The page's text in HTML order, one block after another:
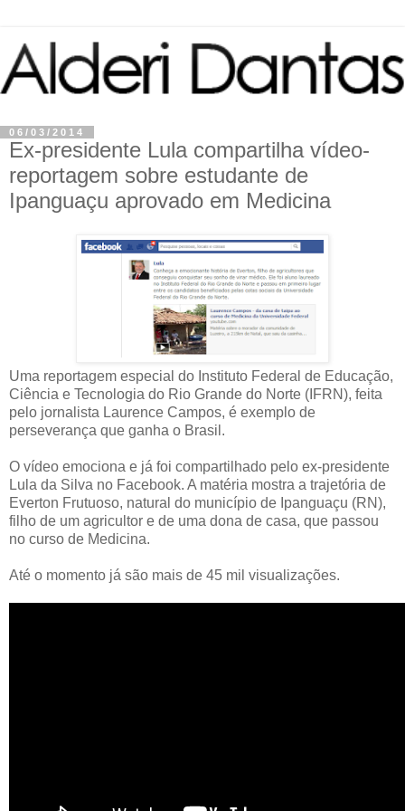
06/03/2014
Ex-presidente Lula compartilha vídeo-
reportagem sobre estudante de
Ipanguaçu aprovado em Medicina
Uma reportagem especial do Instituto Federal de Educação,
Ciência e Tecnologia do Rio Grande do Norte (IFRN), feita
pelo jornalista Laurence Campos, é exemplo de
perseverança que ganha o Brasil.
O vídeo emociona e já foi compartilhado pelo ex-presidente
Lula da Silva no Facebook. A matéria mostra a trajetória de
Everton Frutuoso, natural do município de Ipanguaçu (RN),
filho de um agricultor e de uma dona de casa, que passou
no curso de Medicina.
Até o momento já são mais de 45 mil visualizações.